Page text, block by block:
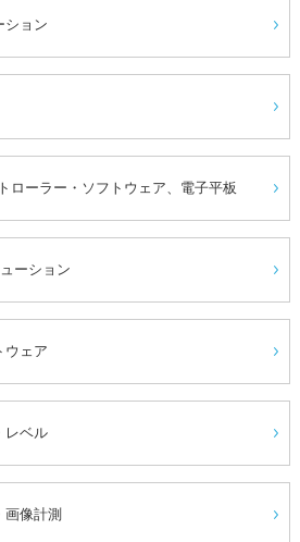
ション
ローラー・ソフトウェア、電子平板
ーション
ウェア
レベル
画像計測